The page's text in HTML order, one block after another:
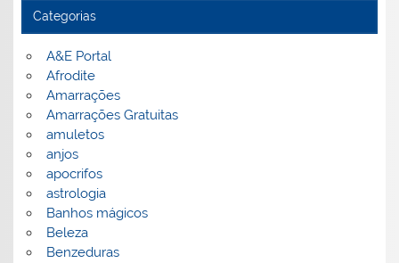
Categorias
A&E Portal
Afrodite
Amarrações
Amarrações Gratuitas
amuletos
anjos
apocrifos
astrologia
Banhos mágicos
Beleza
Benzeduras